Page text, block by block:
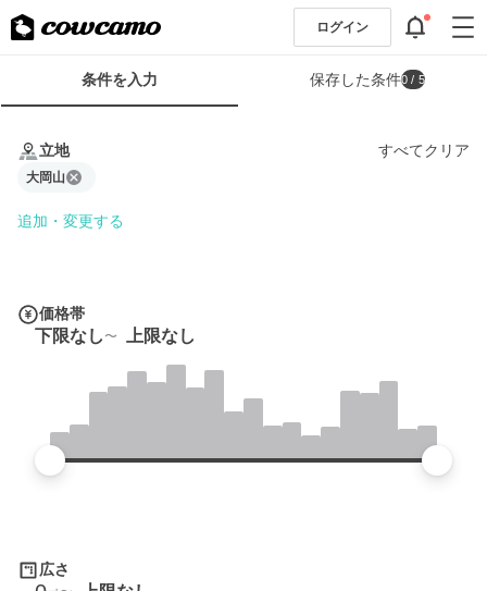
ログイン
条
条件を入力 保存した条件0 / 5
立地 すべてクリア
大岡山
追加・変更する
価格帯
下限なし 上限なし
広さ